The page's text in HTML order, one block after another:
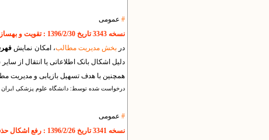
# عمومی
نسخه 3343 تاریخ 1396/2/30 : تقویت و بهسازی امکانات بخش مدیریت مطالب
دربخش مدیریت مطالب، امکان نمایش
دلیل اشکال بانک اطلاعاتی یا انتقال از
همچنین با هدف تسهیل بازیابی و مدیریت
درخواست شده توسط: دانشگاه علوم پزشکی ایران
# عمومی
نسخه 3341 تاریخ 1396/2/26 : رفع اشکال حذف خط تیره از ایمیل ها